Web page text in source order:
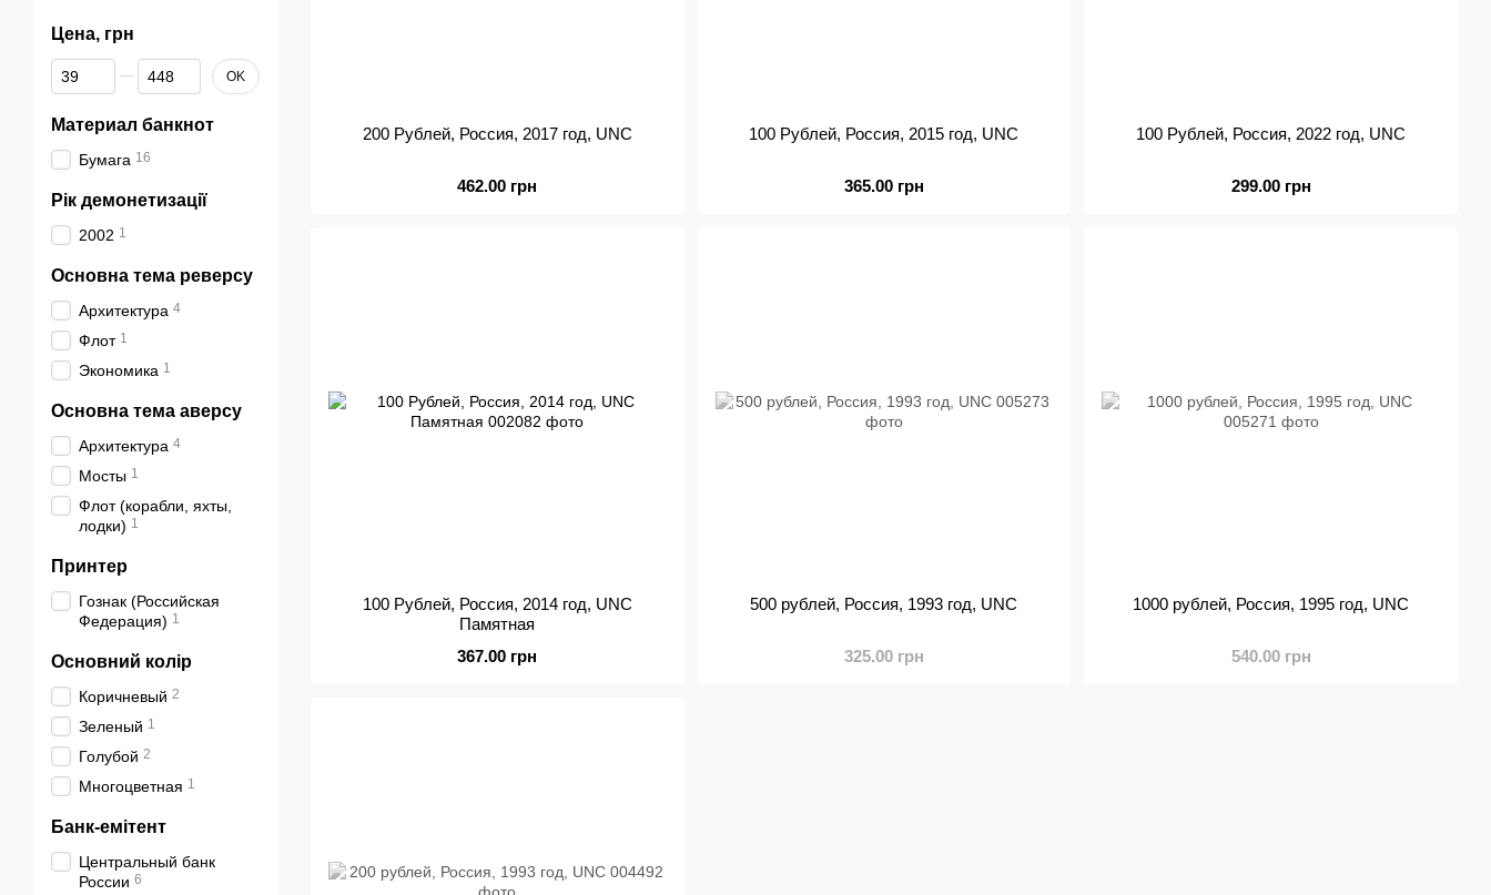
200 Рублей, Россия, 2017 год, UNC
462.00 грн
100 Рублей, Россия, 2015 год, UNC
365.00 грн
100 Рублей, Россия, 2022 год, UNC
299.00 грн
100 Рублей, Россия, 2014 год, UNC
Памятная
367.00 грн
500 рублей, Россия, 1993 год, UNC
325.00 грн
1000 рублей, Россия, 1995 год, UNC
540.00 грн
Цена, грн
От Цена, грн
До Цена, грн OK
Материал банкнот
Бумага 16
Рік демонетизації
2002 1
Основна тема реверсу
Архитектура 4
Флот 1
Экономика 1
Основна тема аверсу
Архитектура 4
Мосты 1
Флот (корабли, яхты,
лодки) 1
Принтер
Гознак (Российская
Федерация) 1
Основний колір
Коричневый 2
Зеленый 1
Голубой 2
Многоцветная 1
Банк-емітент
Центральный банк
России 6